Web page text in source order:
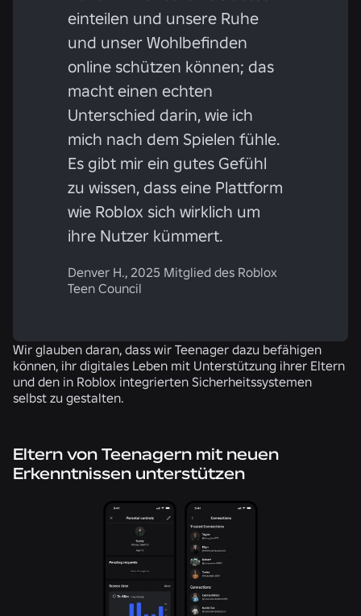
einteilen und unsere Ruhe
und unser Wohlbefinden
online schützen können; das
macht einen echten
Unterschied darin, wie ich
mich nach dem Spielen fühle.
Es gibt mir ein gutes Gefühl
zu wissen, dass eine Plattform
wie Roblox sich wirklich um
ihre Nutzer kümmert.
Denver H., 2025 Mitglied des Roblox
Teen Council
Wir glauben daran, dass wir Teenager dazu befähigen
können, ihr digitales Leben mit Unterstützung ihrer Eltern
und den in Roblox integrierten Sicherheitssystemen
selbst zu gestalten.
Eltern von Teenagern mit neuen
Erkenntnissen unterstützen